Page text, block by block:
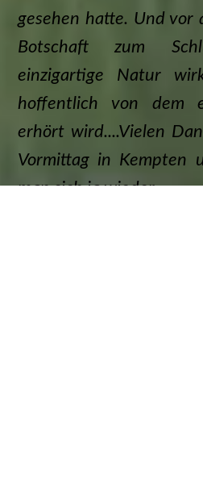
gesehen hatte. Und vor
Botschaft zum
einzigartige Natur
hoffentlich von dem
erhört wird....Vielen
Vormittag in Kempten
man sich ja wieder